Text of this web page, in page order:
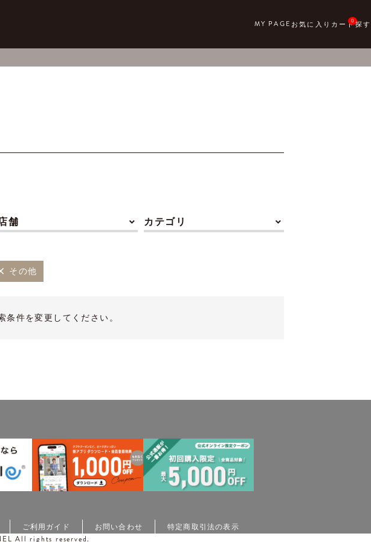
0
舗 カテゴリ
その他
件を変更してください。
ご利用ガイド お問い合わせ 特定商取引法の表示
All rights reserved.